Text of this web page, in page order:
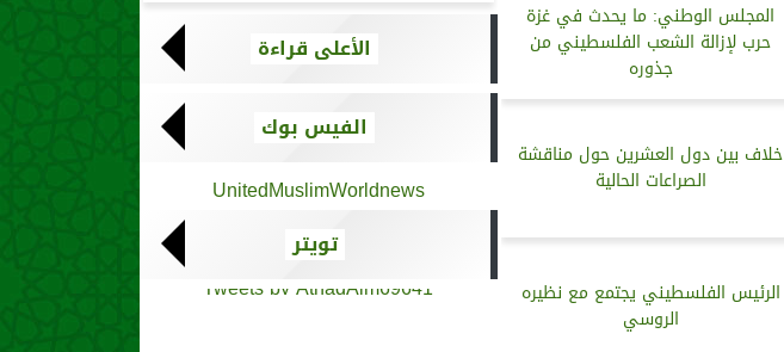
المجلس الوطني: ما يحدث في غزة
حرب لإزالة الشعب الفلسطيني من
جذوره
خلاف بين دول العشرين حول مناقشة
الصراعات الحالية
الرئيس الفلسطيني يجتمع مع نظيره
الروسي
الأعلى قراءة
الفيس بوك
UnitedMuslimWorldnews
تويتر
Tweets by AthadAlm69641